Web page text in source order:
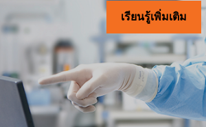
เรียนรู้เพิ่มเติม